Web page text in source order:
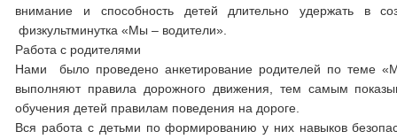
внимание и способность детей длительно удержать в
физкультминутка «Мы – водители».
Работа с родителями
Нами было проведено анкетирование родителей по теме
выполняют правила дорожного движения, тем самым
обучения детей правилам поведения на дороге.
Вся работа с детьми по формированию у них навыков